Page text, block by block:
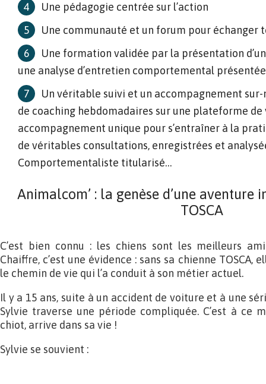
Une pédagogie centrée sur l’action
Une communauté et un forum pour échanger
Une formation validée par la présentation
une analyse d’entretien comportemental
Un véritable suivi et un accompagnement sur-
de coaching hebdomadaires sur une plateforme de
accompagnement unique pour s’entraîner à la
de véritables consultations, enregistrées et
Comportementaliste titularisé…
Animalcom’ : la genèse d’une aventure
TOSCA
C’est bien connu : les chiens sont les meilleurs
Chaiffre, c’est une évidence : sans sa chienne TOSCA,
le chemin de vie qui l’a conduit à son métier actuel.
Il y a 15 ans, suite à un accident de voiture et à une
Sylvie traverse une période compliquée. C’est à ce
chiot, arrive dans sa vie !
Sylvie se souvient :